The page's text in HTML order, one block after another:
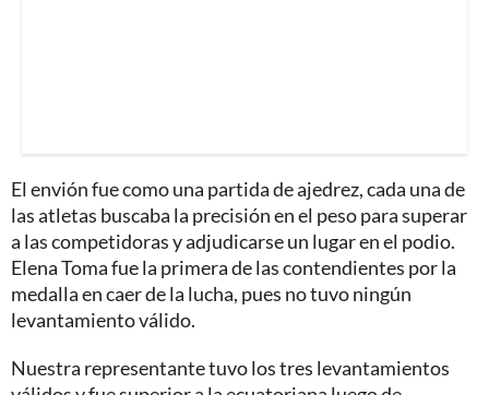
El envión fue como una partida de ajedrez, cada una de
las atletas buscaba la precisión en el peso para superar
a las competidoras y adjudicarse un lugar en el podio.
Elena Toma fue la primera de las contendientes por la
medalla en caer de la lucha, pues no tuvo ningún
levantamiento válido.
Nuestra representante tuvo los tres levantamientos